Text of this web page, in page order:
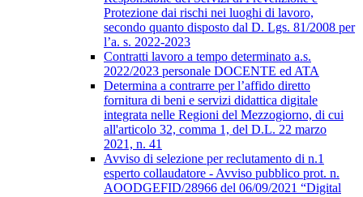
Protezione dai rischi nei luoghi di lavoro,
secondo quanto disposto dal D. Lgs. 81/2008 per
l’a. s. 2022-2023
Contratti lavoro a tempo determinato a.s.
2022/2023 personale DOCENTE ed ATA
Determina a contrarre per l’affido diretto
fornitura di beni e servizi didattica digitale
integrata nelle Regioni del Mezzogiorno, di cui
all'articolo 32, comma 1, del D.L. 22 marzo
2021, n. 41
Avviso di selezione per reclutamento di n.1
esperto collaudatore - Avviso pubblico prot. n.
AOODGEFID/28966 del 06/09/2021 “Digital